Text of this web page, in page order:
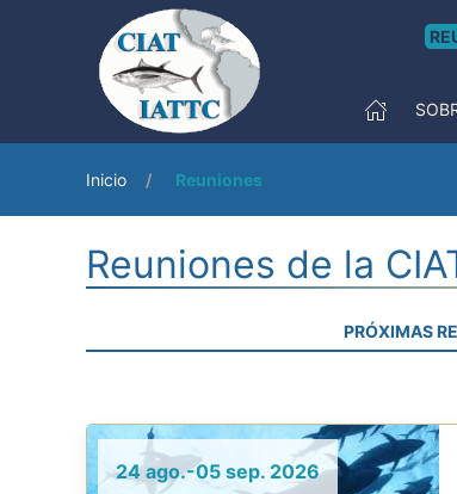
Inicio Reuniones
Reuniones de la
PRÓXIMAS
24 ago.-05 sep. 2026